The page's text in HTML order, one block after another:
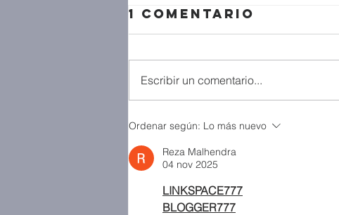
1 comentario
Escribir un comentario...
Ordenar según: Lo más nuevo
Reza Malhendra
04 nov 2025
LINKSPACE777
BLOGGER777